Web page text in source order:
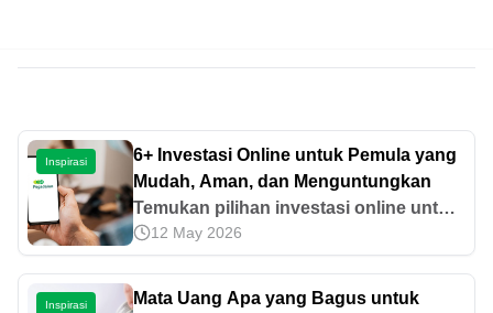
Inspirasi
6+ Investasi Online untuk Pemula yang
Mudah, Aman, dan Menguntungkan
Temukan pilihan investasi online untuk
pemula yang aman, mudah, dan
menguntungkan. Mulai dari tabungan
emas hingga saham blue chip.
12 May 2026
Inspirasi
Mata Uang Apa yang Bagus untuk